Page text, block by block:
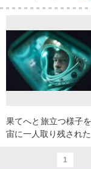
果てへと旅立つ様子
宙に一人取り残され
1